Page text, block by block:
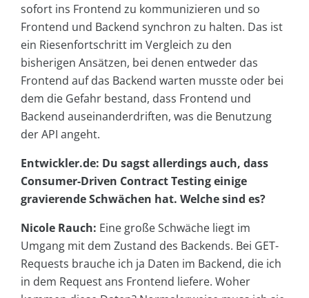
sofort ins Frontend zu kommunizieren und so
Frontend und Backend synchron zu halten. Das ist
ein Riesenfortschritt im Vergleich zu den
bisherigen Ansätzen, bei denen entweder das
Frontend auf das Backend warten musste oder bei
dem die Gefahr bestand, dass Frontend und
Backend auseinanderdriften, was die Benutzung
der API angeht.
Entwickler.de: Du sagst allerdings auch, dass
Consumer-Driven Contract Testing einige
gravierende Schwächen hat. Welche sind es?
Nicole Rauch: Eine große Schwäche liegt im
Umgang mit dem Zustand des Backends. Bei GET-
Requests brauche ich ja Daten im Backend, die ich
in dem Request ans Frontend liefere. Woher